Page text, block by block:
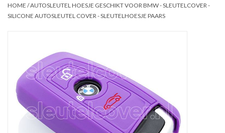
HOME /AUTOSLEUTEL HOESJE GESCHIKT VOOR BMW - SLEUTELCOVER -
SILICONE AUTOSLEUTEL COVER - SLEUTELHOESJE PAARS